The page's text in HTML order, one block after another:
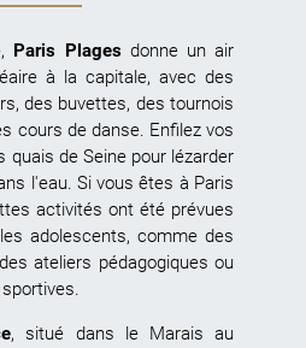
Paris Plagesdonne un air
à la capitale, avec des
des buvettes, des tournois
cours de danse. Enfilez vos
quais de Seine pour lézarder
l'eau. Si vous êtes à Paris
activités ont été prévues
adolescents, comme des
ateliers pédagogiques ou
, situé dans le Marais au